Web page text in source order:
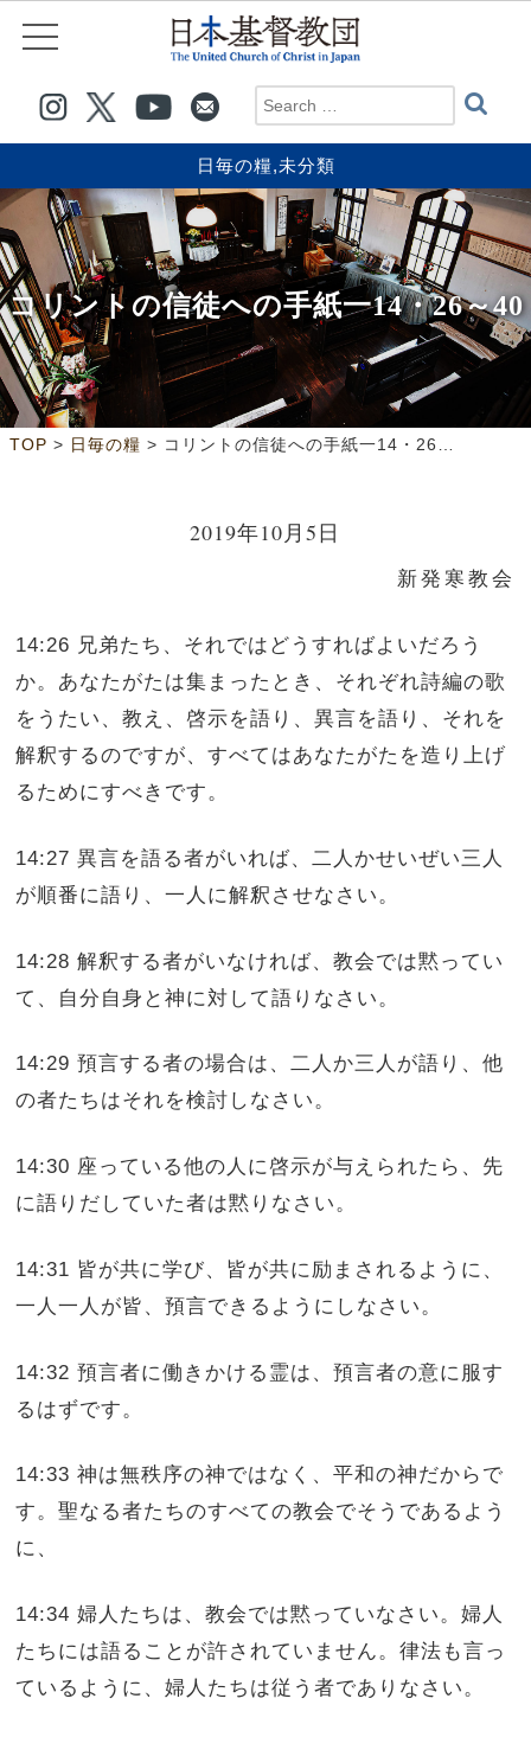
日毎の糧,未分類
コリントの信徒への手紙一14・26～40
TOP > 日毎の糧 > コリントの信徒への手紙一14・26～40
2019年10月5日
新発寒教会
14:26 兄弟たち、それではどうすればよいだろう
か。あなたがたは集まったとき、それぞれ詩編の歌
をうたい、教え、啓示を語り、異言を語り、それを
解釈するのですが、すべてはあなたがたを造り上げ
るためにすべきです。
14:27 異言を語る者がいれば、二人かせいぜい三人
が順番に語り、一人に解釈させなさい。
14:28 解釈する者がいなければ、教会では黙ってい
て、自分自身と神に対して語りなさい。
14:29 預言する者の場合は、二人か三人が語り、他
の者たちはそれを検討しなさい。
14:30 座っている他の人に啓示が与えられたら、先
に語りだしていた者は黙りなさい。
14:31 皆が共に学び、皆が共に励まされるように、
一人一人が皆、預言できるようにしなさい。
14:32 預言者に働きかける霊は、預言者の意に服す
るはずです。
14:33 神は無秩序の神ではなく、平和の神だからで
す。聖なる者たちのすべての教会でそうであるよう
に、
14:34 婦人たちは、教会では黙っていなさい。婦人
たちには語ることが許されていません。律法も言っ
ているように、婦人たちは従う者でありなさい。